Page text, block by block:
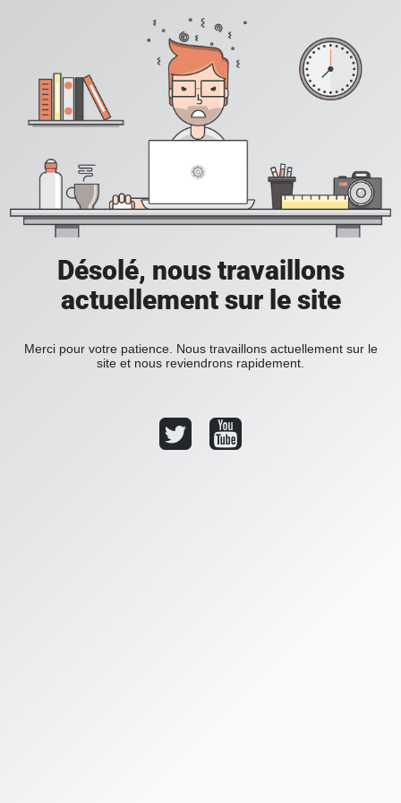
Désolé, nous travaillons
actuellement sur le site
Merci pour votre patience. Nous travaillons actuellement sur le
site et nous reviendrons rapidement.